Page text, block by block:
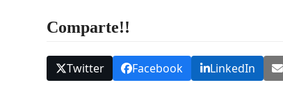
Comparte!!
Twitter Facebook LinkedIn